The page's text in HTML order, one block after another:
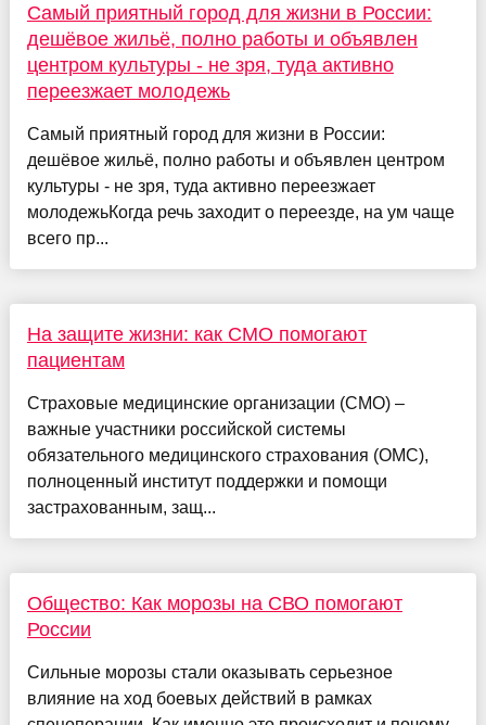
Самый приятный город для жизни в России:
дешёвое жильё, полно работы и объявлен
центром культуры - не зря, туда активно
переезжает молодежь
Самый приятный город для жизни в России:
дешёвое жильё, полно работы и объявлен центром
культуры - не зря, туда активно переезжает
молодежьКогда речь заходит о переезде, на ум чаще
всего пр...
На защите жизни: как СМО помогают
пациентам
Страховые медицинские организации (СМО) –
важные участники российской системы
обязательного медицинского страхования (ОМС),
полноценный институт поддержки и помощи
застрахованным, защ...
Общество: Как морозы на СВО помогают
России
Сильные морозы стали оказывать серьезное
влияние на ход боевых действий в рамках